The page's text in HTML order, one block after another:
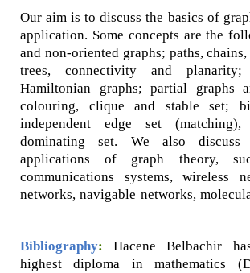
Our aim is to discuss the basics of
application. Some concepts are the
and non-oriented graphs; paths,
trees, connectivity and
Hamiltonian graphs; partial graphs
colouring, clique and stable set;
independent edge set
dominating set. We also discuss
applications of graph theory,
communications systems, wireless
networks, navigable networks,
Bibliography:Hacene Belbachir
highest diploma in mathematics